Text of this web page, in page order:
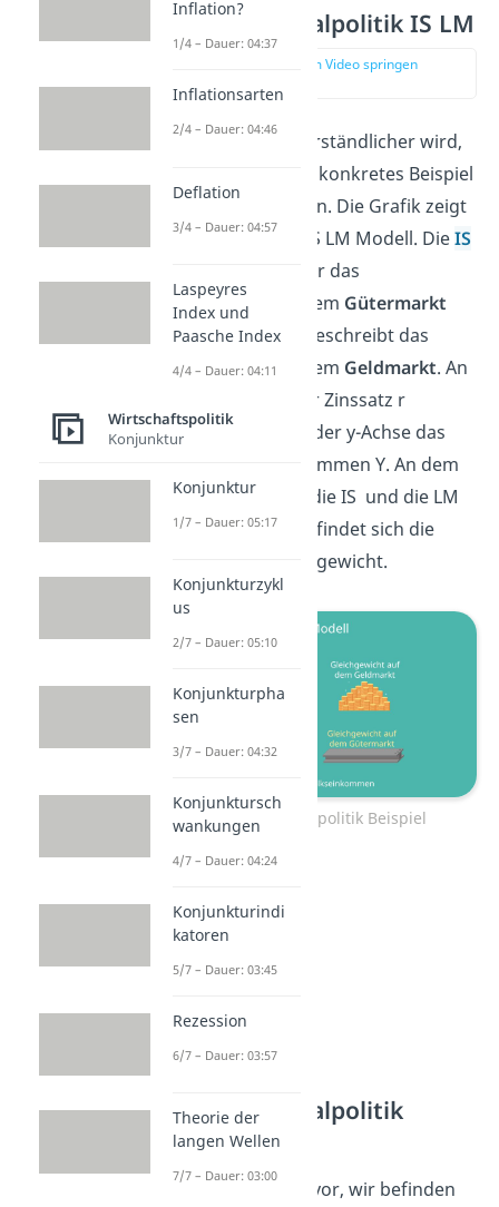
Expansive Fiskalpolitik IS LM
zur Stelle im Video springen
Damit das Ganze verständlicher wird,
schauen wir uns ein konkretes Beispiel
zum IS-LM-Modell
an. Die Grafik zeigt
das grundlegende IS LM Modell. DieIS
steht dabei für das
Gleichgewicht auf dem Gütermarkt
und dieLM Kurve
beschreibt das
Gleichgewicht auf dem Geldmarkt. An
der x-Achse wird der Zinssatz r
abgetragen und an der y-Achse das
gesamte Volkseinkommen Y. An dem
Punkt, an dem sich die IS und die LM
Kurve schneiden, befindet sich die
Wirtschaft im Gleichgewicht.
Expansive Fiskalpolitik Beispiel
Expansive Fiskalpolitik
Beispiel
Stellen wir uns nun vor, wir befinden
Inflation?
1/4 – Dauer: 04:37
Inflationsarten
2/4 – Dauer: 04:46
Deflation
3/4 – Dauer: 04:57
Laspeyres
Index und
Paasche Index
4/4 – Dauer: 04:11
Wirtschaftspolitik
Konjunktur
Konjunktur
1/7 – Dauer: 05:17
Konjunkturzykl
us
2/7 – Dauer: 05:10
Konjunkturpha
sen
3/7 – Dauer: 04:32
Konjunktursch
wankungen
4/7 – Dauer: 04:24
Konjunkturindi
katoren
5/7 – Dauer: 03:45
Rezession
6/7 – Dauer: 03:57
Theorie der
langen Wellen
7/7 – Dauer: 03:00